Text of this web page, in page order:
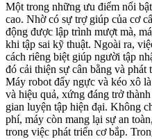
Một trong những ưu điểm nổi
cao. Nhờ có sự trợ giúp của cơ
động được lập trình mượt mà,
khi tập sai kỹ thuật. Ngoài ra,
cách riêng biệt giúp người tập
đó cải thiện sự cân bằng và phát
Máy robot đẩy ngực và kéo xô
và hiệu quả, xứng đáng trở
gian luyện tập hiện đại. Không
phí, máy còn mang lại sự an
trong việc phát triển cơ bắp.